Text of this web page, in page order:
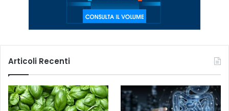
Articoli Recenti